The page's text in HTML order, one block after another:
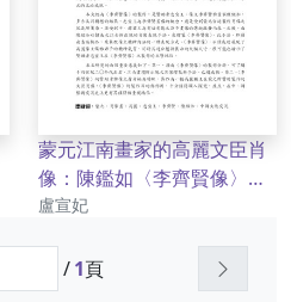
蒙元江南畫家的高麗文臣肖
像：陳鑑如〈李齊賢像〉
(1319)研究
作者
盧宣妃
/1頁